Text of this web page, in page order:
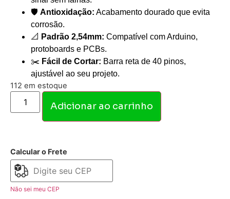
🛡️ Antioxidação: Acabamento dourado que evita
corrosão.
📐 Padrão 2,54mm: Compatível com Arduino,
protoboards e PCBs.
✂️ Fácil de Cortar: Barra reta de 40 pinos,
ajustável ao seu projeto.
112 em estoque
Adicionar ao carrinho
Calcular o Frete
Não sei meu CEP